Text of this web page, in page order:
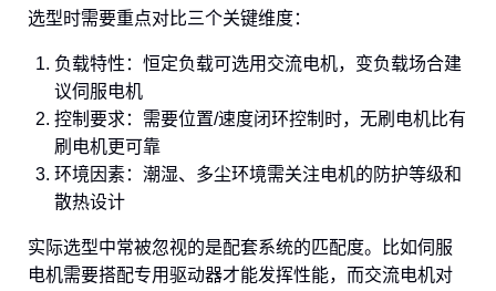
选型时需要重点对比三个关键维度：
负载特性：恒定负载可选用交流电机，变负载场合建
议伺服电机
控制要求：需要位置/速度闭环控制时，无刷电机比有
刷电机更可靠
环境因素：潮湿、多尘环境需关注电机的防护等级和
散热设计
实际选型中常被忽视的是配套系统的匹配度。比如伺服
电机需要搭配专用驱动器才能发挥性能，而交流电机对